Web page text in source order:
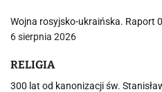
Wojna rosyjsko-ukraińska. Raport
6 sierpnia 2026
RELIGIA
300 lat od kanonizacji św.